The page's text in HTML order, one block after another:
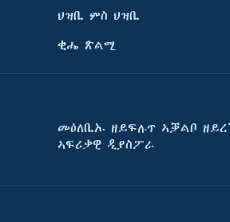
ህዝቢ ምስ ህዝቢ
ቂሔ ጽልሚ
መዕለቢኡ ዘይፍሉጥ ኣቓልቦ
ኣፍሪቃዊ ዲያስፖራ